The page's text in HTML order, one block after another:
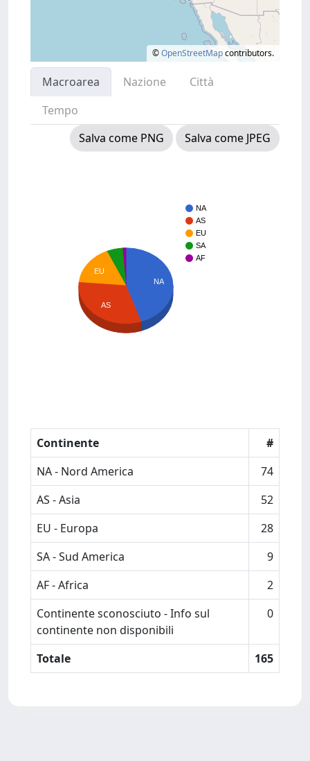
©OpenStreetMapcontributors.
Macroarea Nazione
Città
Tempo
Salva come PNG
Salva come JPEG
NA
AS
EU
SA
AF
NA
EU
AS
Continente
#
NA - Nord America
74
AS - Asia
52
EU - Europa
28
SA - Sud America
9
AF - Africa
2
Continente sconosciuto - Info sul
continente non disponibili
0
Totale 165